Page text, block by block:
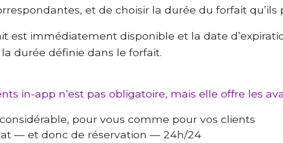
et de choisir la durée du forfait qu’ils
est immédiatement disponible et la date
durée définie dans le forfait.
in-app n’est pas obligatoire, mais elle offre les
pour vous comme pour vos clients
— et donc de réservation — 24h/24